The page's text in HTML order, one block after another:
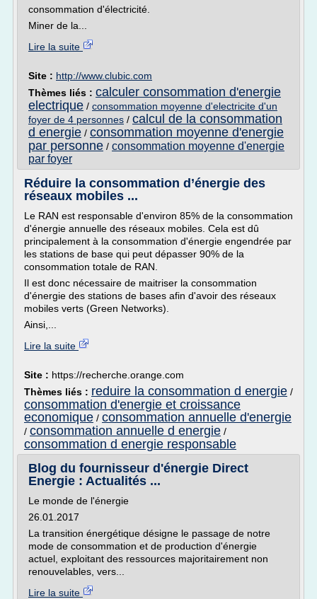
consommation d'électricité.
Miner de la...
Lire la suite
Site : http://www.clubic.com
Thèmes liés : calculer consommation d'energie
electrique / consommation moyenne d'electricite d'un
foyer de 4 personnes / calcul de la consommation
d energie / consommation moyenne d'energie
par personne / consommation moyenne d'energie
par foyer
Réduire la consommation d’énergie des
réseaux mobiles ...
Le RAN est responsable d'environ 85% de la consommation
d'énergie annuelle des réseaux mobiles. Cela est dû
principalement à la consommation d'énergie engendrée par
les stations de base qui peut dépasser 90% de la
consommation totale de RAN.
Il est donc nécessaire de maitriser la consommation
d'énergie des stations de bases afin d'avoir des réseaux
mobiles verts (Green Networks).
Ainsi,...
Lire la suite
Site : https://recherche.orange.com
Thèmes liés : reduire la consommation d energie /
consommation d'energie et croissance
economique / consommation annuelle d'energie
/ consommation annuelle d energie /
consommation d energie responsable
Blog du fournisseur d'énergie Direct
Energie : Actualités ...
Le monde de l'énergie
26.01.2017
La transition énergétique désigne le passage de notre
mode de consommation et de production d'énergie
actuel, exploitant des ressources majoritairement non
renouvelables, vers...
Lire la suite